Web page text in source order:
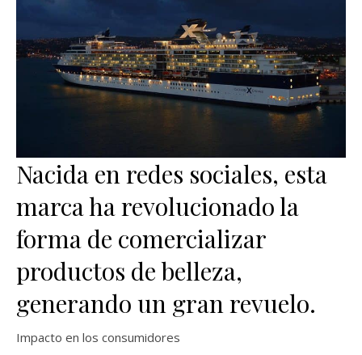
Nacida en redes sociales, esta
marca ha revolucionado la
forma de comercializar
productos de belleza,
generando un gran revuelo.
Impacto en los consumidores